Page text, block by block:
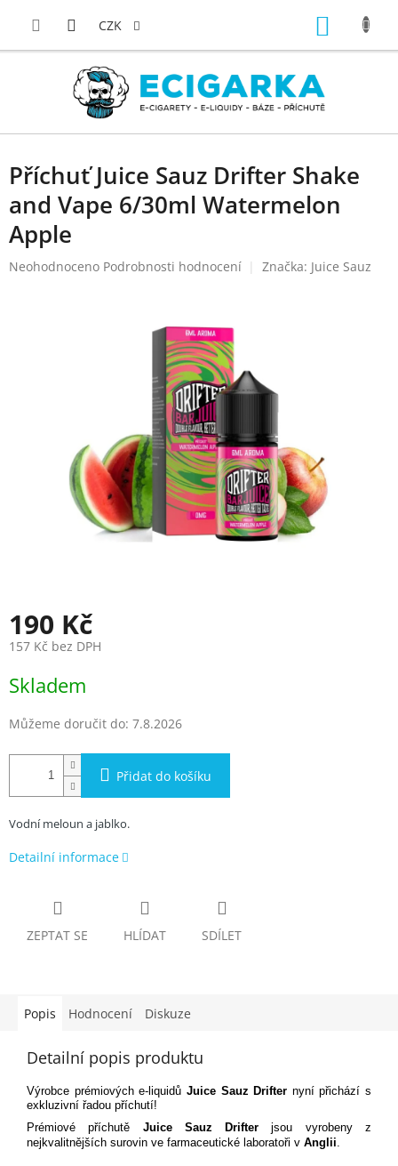
CZK
Příchuť Juice Sauz Drifter Shake
and Vape 6/30ml Watermelon
Apple
Průměrné
Neohodnoceno Podrobnosti hodnocení Značka: Juice Sauz
190 Kč
157 Kč bez DPH
cena:
Skladem
Můžeme doručit do: 7.8.2026
Přidat do košíku
Vodní meloun a jablko.
Detailní informace
ZEPTAT SE HLÍDAT SDÍLET
Popis Hodnocení Diskuze
Detailní popis produktu
Výrobce prémiových e-liquidů Juice Sauz Drifter nyní přichází s
exkluzivní řadou příchutí!
Prémiové příchutě Juice Sauz Drifter jsou vyrobeny z
nejkvalitnějších surovin ve farmaceutické laboratoři v Anglii